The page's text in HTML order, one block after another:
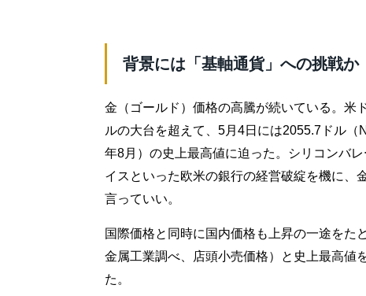
背景には「基軸通貨」への挑戦か
金（ゴールド）価格の高騰が続いている。米
ルの大台を超えて、5月4日には2055.7ドル
年8月）の史上最高値に迫った。シリコンバ
イスといった欧米の銀行の経営破綻を機に、
言っていい。
国際価格と同時に国内価格も上昇の一途をた
金属工業調べ、店頭小売価格）と史上最高値
た。